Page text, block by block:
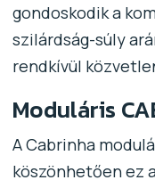
gondoskodik a
szilárdság-súly
rendkívül
Moduláris
A Cabrinha
köszönhetően ez